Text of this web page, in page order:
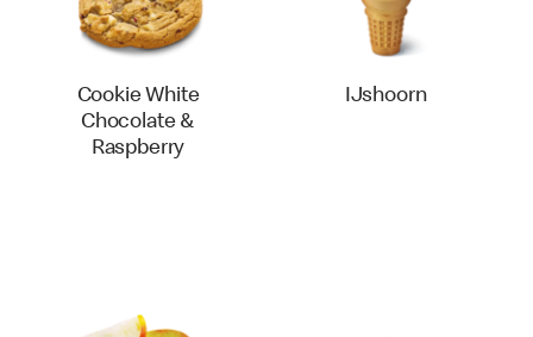
Cookie White
Chocolate &
Raspberry
IJshoorn